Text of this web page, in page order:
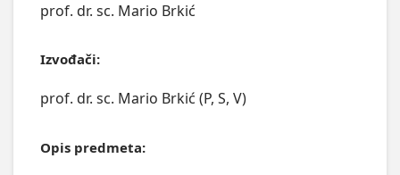
prof. dr. sc. Mario Brkić
Izvođači:
prof. dr. sc. Mario Brkić (P, S, V)
Opis predmeta: